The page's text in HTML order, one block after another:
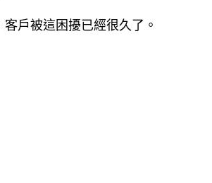
戶被這困擾已經很久了。